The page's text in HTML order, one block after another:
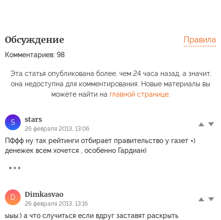
Обсуждение
Комментариев: 98
Правила
Эта статья опубликована более, чем 24 часа назад, а значит,
она недоступна для комментирования. Новые материалы вы
можете найти на главной странице.
S stars
26 февраля 2013, 13:06
ПФфф ну так рейтинги отбирает правительство у газет =)
денежек всем хочется , особенно Гардиан)
D Dimkasvao
26 февраля 2013, 13:16
ыыы:) а что случиться если вдруг заставят раскрыть